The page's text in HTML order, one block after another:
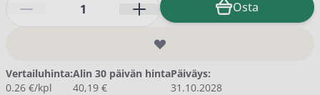
Osta
Vertailuhinta:
0.26 €/kpl
Alin 30 päivän hinta
40,19 €
Päiväys:
31.10.2028